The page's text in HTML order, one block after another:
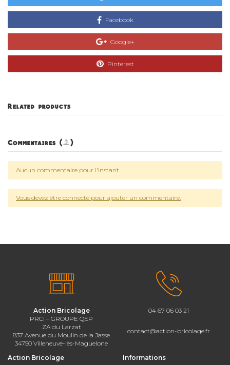
Facebook
Google+
Pinterest
Related products
Commentaires (0)
Aucun commentaire pour l'instant
Vous devez être connecté pour ajouter un commentaire.
Action Bricolage
PRCI – GROUPE QEP
ZA du Larzat
837 Avenue du Moulin de la Jasse
34750 Villeneuve-lès-Maguelone
04 67 06 03 21
contact@action-bricolage.fr
Action Bricolage Informations